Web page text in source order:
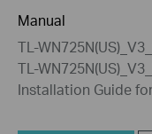
Manual
TL-
TL-
Installation Guide